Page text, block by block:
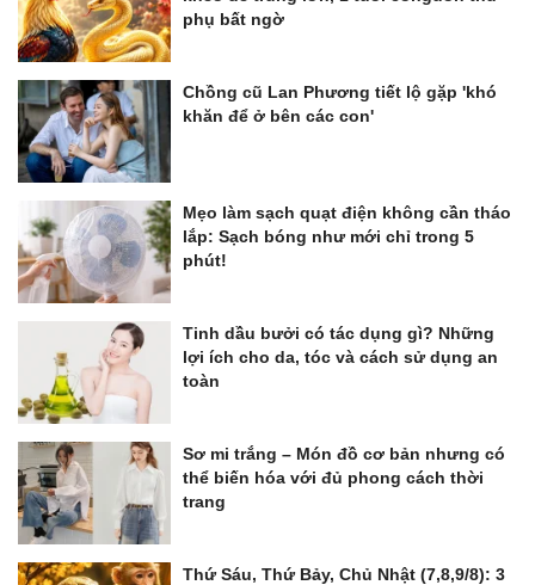
phụ bất ngờ
Chồng cũ Lan Phương tiết lộ gặp 'khó
khăn để ở bên các con'
Mẹo làm sạch quạt điện không cần tháo
lắp: Sạch bóng như mới chỉ trong 5
phút!
Tinh dầu bưởi có tác dụng gì? Những
lợi ích cho da, tóc và cách sử dụng an
toàn
Sơ mi trắng – Món đồ cơ bản nhưng có
thể biến hóa với đủ phong cách thời
trang
Thứ Sáu, Thứ Bảy, Chủ Nhật (7,8,9/8): 3